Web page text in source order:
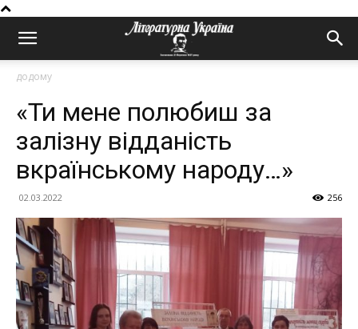
додому
«Ти мене полюбиш за
залізну відданість
вкраїнському народу…»
02.03.2022 256